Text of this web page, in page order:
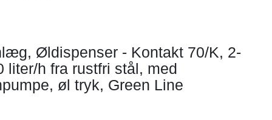
Øldispenser - Kontakt 70/K, 2-
liter/h fra rustfri stål, med
øl tryk, Green Line